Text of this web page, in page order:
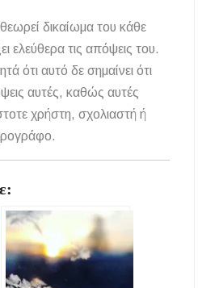
δικαίωμα του κάθε
ελεύθερα τις απόψεις του.
ότι αυτό δε σημαίνει ότι
αυτές, καθώς αυτές
χρήστη, σχολιαστή ή